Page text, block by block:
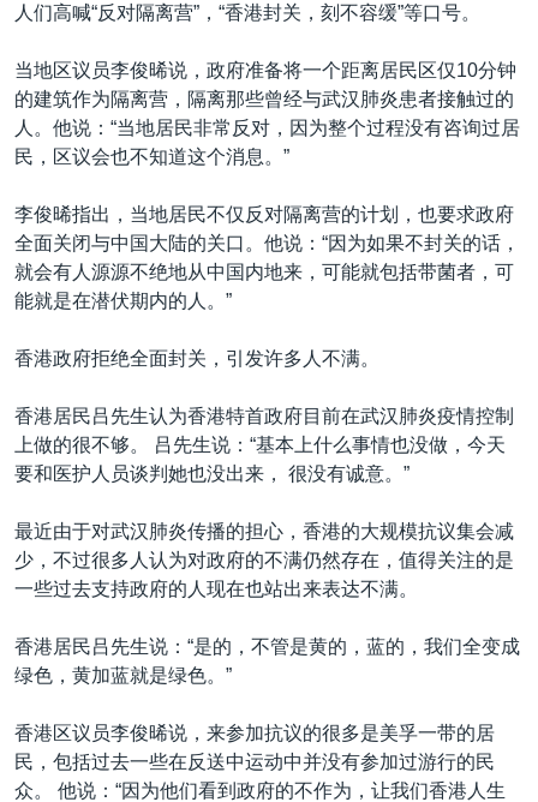
关注新疆
人们高喊“反对隔离营”，“香港封关，刻不容缓”等口号。
当地区议员李俊晞说，政府准备将一个距离居民区仅10分钟
的建筑作为隔离营，隔离那些曾经与武汉肺炎患者接触过的
人。他说：“当地居民非常反对，因为整个过程没有咨询过居
民，区议会也不知道这个消息。”
李俊晞指出，当地居民不仅反对隔离营的计划，也要求政府
全面关闭与中国大陆的关口。他说：“因为如果不封关的话，
就会有人源源不绝地从中国内地来，可能就包括带菌者，可
能就是在潜伏期内的人。”
香港政府拒绝全面封关，引发许多人不满。
香港居民吕先生认为香港特首政府目前在武汉肺炎疫情控制
上做的很不够。 吕先生说：“基本上什么事情也没做，今天
要和医护人员谈判她也没出来， 很没有诚意。”
最近由于对武汉肺炎传播的担心，香港的大规模抗议集会减
少，不过很多人认为对政府的不满仍然存在，值得关注的是
一些过去支持政府的人现在也站出来表达不满。
香港居民吕先生说：“是的，不管是黄的，蓝的，我们全变成
绿色，黄加蓝就是绿色。”
香港区议员李俊晞说，来参加抗议的很多是美孚一带的居
民，包括过去一些在反送中运动中并没有参加过游行的民
众。 他说：“因为他们看到政府的不作为，让我们香港人生